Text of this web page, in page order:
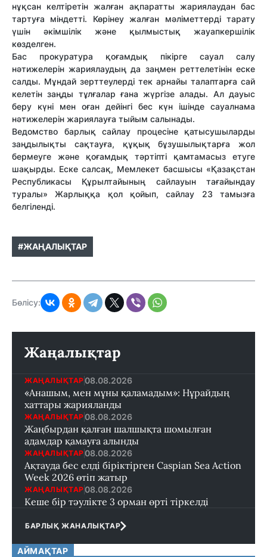
нұқсан келтіретін жалған ақпаратты жариялаудан бас
тартуға міндетті. Көрінеу жалған мәліметтерді тарату
үшін әкімшілік және қылмыстық жауапкершілік
көзделген.
Бас прокуратура қоғамдық пікірге сауал салу
нәтижелерін жариялаудың да заңмен реттелетінін еске
салды. Мұндай зерттеулерді тек арнайы талаптарға сай
келетін заңды тұлғалар ғана жүргізе алады. Ал дауыс
беру күні мен оған дейінгі бес күн ішінде сауалнама
нәтижелерін жариялауға тыйым салынады.
Ведомство барлық сайлау процесіне қатысушыларды
заңдылықты сақтауға, құқық бұзушылықтарға жол
бермеуге және қоғамдық тәртіпті қамтамасыз етуге
шақырды. Еске салсақ, Мемлекет басшысы «Қазақстан
Республикасы Құрылтайының сайлауын тағайындау
туралы» Жарлыққа қол қойып, сайлау 23 тамызға
белгіленді.
#ЖАҢАЛЫҚТАР
Бөлісу:
Жаңалықтар
ЖАҢАЛЫҚТАР 08.08.2026
«Анашым, мен мұны қаламадым»: Нұрайдың
хаттары жарияланды
ЖАҢАЛЫҚТАР 08.08.2026
Жаңбырдан қалған шалшықта шомылған
адамдар қамауға алынды
ЖАҢАЛЫҚТАР 08.08.2026
Ақтауда бес елді біріктірген Caspian Sea Action
Week 2026 өтіп жатыр
ЖАҢАЛЫҚТАР 08.08.2026
Кеше бір тәулікте 3 орман өрті тіркелді
БАРЛЫҚ ЖАНАЛЫҚТАР
АЙМАҚТАР